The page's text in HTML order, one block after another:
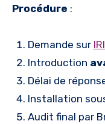
Procédure :
Demande sur
Introduction
Délai de
Installation
Audit final par